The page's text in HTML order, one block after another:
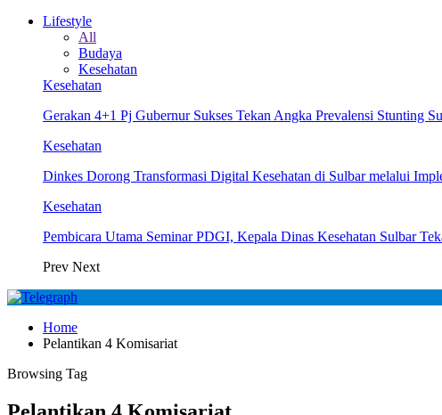
Lifestyle
All
Budaya
Kesehatan
Kesehatan
Gerakan 4+1 Pj Gubernur Sukses Tekan Angka Prevalensi Stunting
Kesehatan
Dinkes Dorong Transformasi Digital Kesehatan di Sulbar melalui
Kesehatan
Pembicara Utama Seminar PDGI, Kepala Dinas Kesehatan Sulbar
Prev Next
Home
Pelantikan 4 Komisariat
Browsing Tag